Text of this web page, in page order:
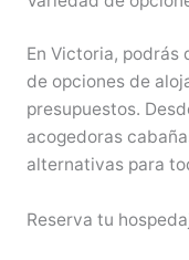
En Victoria, podrás
de opciones de
presupuestos.
acogedoras
alternativas para
Reserva tu